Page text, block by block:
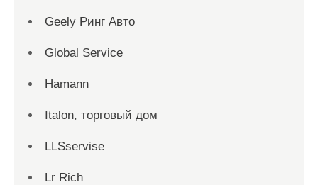
Geely Ринг Авто
Global Service
Hamann
Italon, торговый дом
LLSservise
Lr Rich